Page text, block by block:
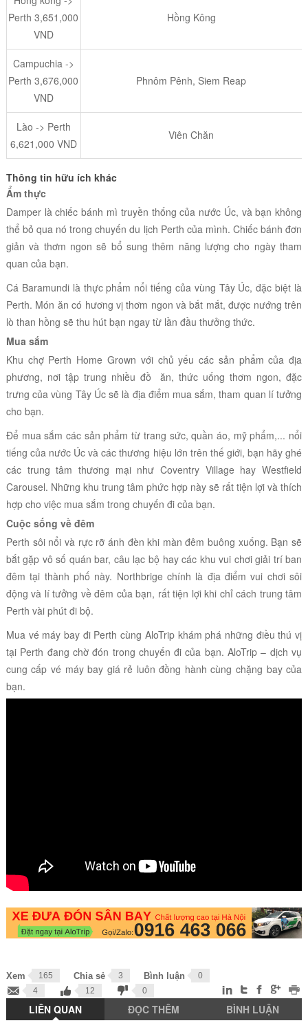
Perth 3,651,000
VND
Hồng Kông
Campuchia ->
Perth 3,676,000
VND
Phnôm Pênh, Siem Reap
Lào -> Perth
6,621,000 VND
Viên Chăn
Thông tin hữu ích khác
Ẩm thực
Damper là chiếc bánh mì truyền thống của nước Úc, và bạn không
thể bỏ qua nó trong chuyến du lịch Perth của mình. Chiếc bánh đơn
giản và thơm ngon sẽ bổ sung thêm năng lượng cho ngày tham
quan của bạn.
Cá Baramundi là thực phẩm nổi tiếng của vùng Tây Úc, đặc biệt là
Perth. Món ăn có hương vị thơm ngon và bắt mắt, được nướng trên
lò than hồng sẽ thu hút bạn ngay từ lần đầu thưởng thức.
Mua sắm
Khu chợ Perth Home Grown với chủ yếu các sản phẩm của địa
phương, nơi tập trung nhiều đồ ăn, thức uống thơm ngon, đặc
trưng của vùng Tây Úc sẽ là địa điểm mua sắm, tham quan lí tưởng
cho bạn.
Để mua sắm các sản phẩm từ trang sức, quần áo, mỹ phẩm,... nổi
tiếng của nước Úc và các thương hiệu lớn trên thế giới, bạn hãy ghé
các trung tâm thương mại như Coventry Village hay Westfield
Carousel. Những khu trung tâm phức hợp này sẽ rất tiện lợi và thích
hợp cho việc mua sắm trong chuyến đi của bạn.
Cuộc sống về đêm
Perth sôi nổi và rực rỡ ánh đèn khi màn đêm buông xuống. Bạn sẽ
bắt gặp vô số quán bar, câu lạc bộ hay các khu vui chơi giải trí ban
đêm tại thành phố này. Northbrige chính là địa điểm vui chơi sôi
động và lí tưởng về đêm của bạn, rất tiện lợi khi chỉ cách trung tâm
Perth vài phút đi bộ.
Mua vé máy bay đi Perth cùng AloTrip khám phá những điều thú vị
tại Perth đang chờ đón trong chuyến đi của bạn. AloTrip – dịch vụ
cung cấp vé máy bay giá rẻ luôn đồng hành cùng chặng bay của
bạn.
Xem 165 Chia sẻ 3 Bình luận
0
4
12 0
LIÊN QUAN ĐỌC THÊM BÌNH LUẬN